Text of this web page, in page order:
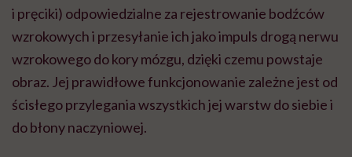
i pręciki) odpowiedzialne za rejestrowanie bodźców
wzrokowych i przesyłanie ich jako impuls drogą nerwu
wzrokowego do kory mózgu, dzięki czemu powstaje
obraz. Jej prawidłowe funkcjonowanie zależne jest od
ścisłego przylegania wszystkich jej warstw do siebie i
do błony naczyniowej.